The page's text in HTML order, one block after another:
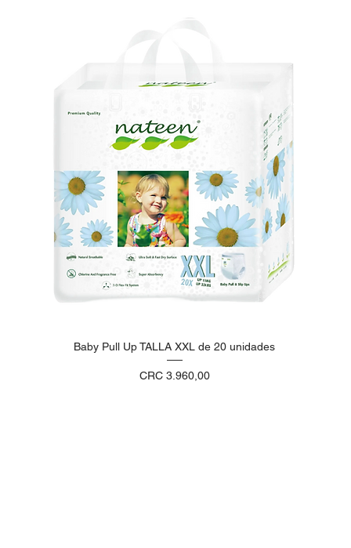
Baby Pull Up TALLA XXL de 20 unidades
Precio
CRC 3.960,00